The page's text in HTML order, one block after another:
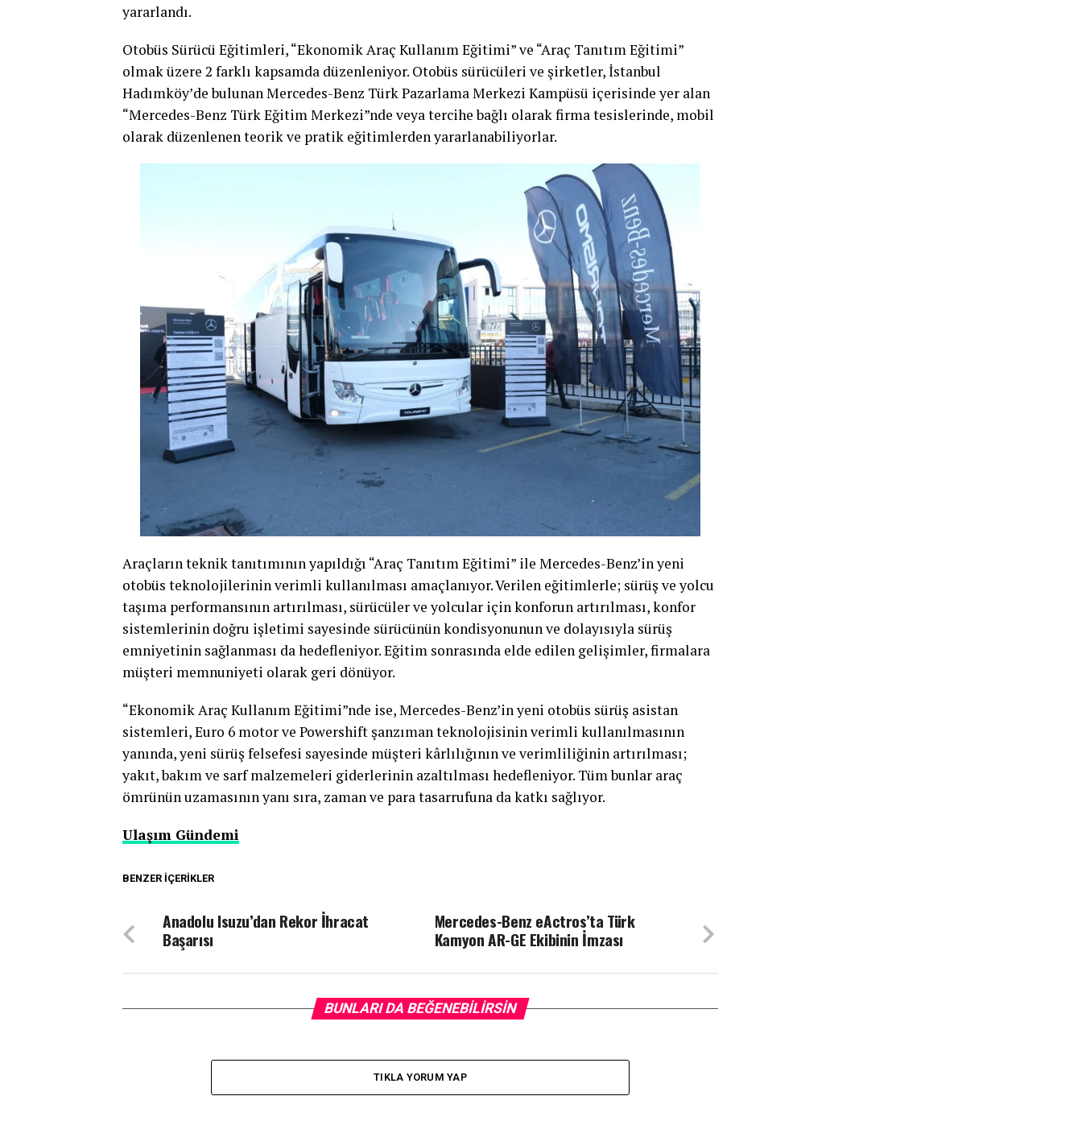
yararlandı.
Otobüs Sürücü Eğitimleri, “Ekonomik Araç Kullanım Eğitimi” ve “Araç Tanıtım Eğitimi”
olmak üzere 2 farklı kapsamda düzenleniyor. Otobüs sürücüleri ve şirketler, İstanbul
Hadımköy’de bulunan Mercedes-Benz Türk Pazarlama Merkezi Kampüsü içerisinde yer alan
“Mercedes-Benz Türk Eğitim Merkezi”nde veya tercihe bağlı olarak firma tesislerinde, mobil
olarak düzenlenen teorik ve pratik eğitimlerden yararlanabiliyorlar.
Araçların teknik tanıtımının yapıldığı “Araç Tanıtım Eğitimi” ile Mercedes-Benz’in yeni
otobüs teknolojilerinin verimli kullanılması amaçlanıyor. Verilen eğitimlerle; sürüş ve yolcu
taşıma performansının artırılması, sürücüler ve yolcular için konforun artırılması, konfor
sistemlerinin doğru işletimi sayesinde sürücünün kondisyonunun ve dolayısıyla sürüş
emniyetinin sağlanması da hedefleniyor. Eğitim sonrasında elde edilen gelişimler, firmalara
müşteri memnuniyeti olarak geri dönüyor.
“Ekonomik Araç Kullanım Eğitimi”nde ise, Mercedes-Benz’in yeni otobüs sürüş asistan
sistemleri, Euro 6 motor ve Powershift şanzıman teknolojisinin verimli kullanılmasının
yanında, yeni sürüş felsefesi sayesinde müşteri kârlılığının ve verimliliğinin artırılması;
yakıt, bakım ve sarf malzemeleri giderlerinin azaltılması hedefleniyor. Tüm bunlar araç
ömrünün uzamasının yanı sıra, zaman ve para tasarrufuna da katkı sağlıyor.
Ulaşım Gündemi
BENZER İÇERIKLER
Mercedes-Benz eActros’ta Türk
Kamyon AR-GE Ekibinin İmzası
Anadolu Isuzu’dan Rekor İhracat
Başarısı
BUNLARI DA BEĞENEBILIRSIN
TIKLA YORUM YAP